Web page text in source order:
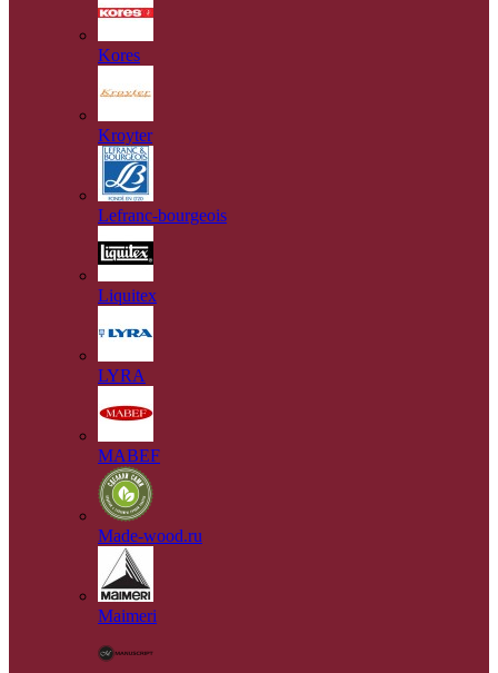
Kores
Kroyter
Lefranc-bourgeois
Liquitex
LYRA
MABEF
Made-wood.ru
Maimeri